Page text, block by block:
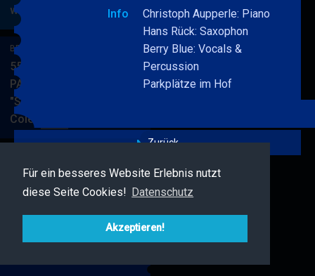
Für ein besseres Website Erlebnis nutzt
diese Seite Cookies! Datenschutz
Akzeptieren!
wunderbare Musik
MEHR
BERRY
BLUE
BAND
BERRY BLUE & BAND
55. JAZZ Matinee in den
PARKSIDE STUDIOS
"Songs von Nat King
Cole"
BAND
BERRY BLUE & FRIENDS
Live Jazz im MAMPF
&
Info
Christoph Aupperle: Piano
Hans Rück: Saxophon
Berry Blue: Vocals &
Percussion
Parkplätze im Hof
Zurück